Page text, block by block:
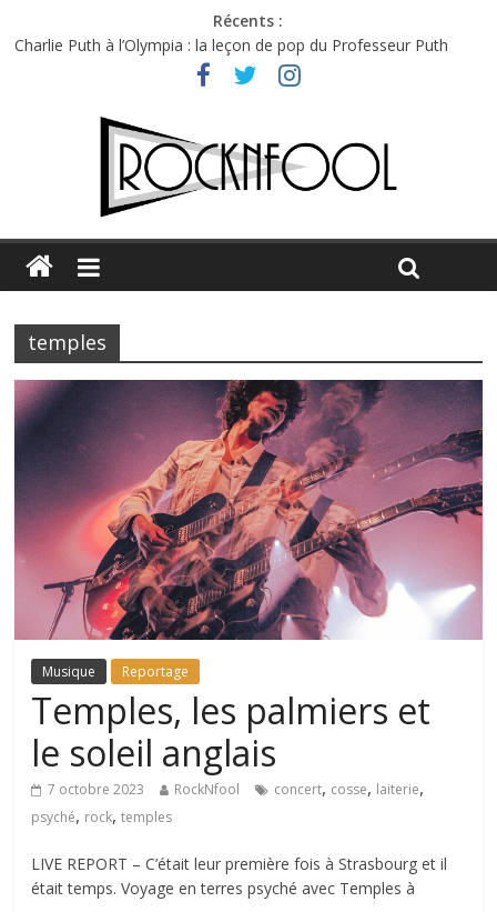
Récents :
Charlie Puth à l’Olympia : la leçon de pop du Professeur Puth
Jon Spencer & the HITmakers : coup de chaud au café Atlantik
Hellfest 2026 vendredi : température et émotions en hausse
Hellfest 2026 jeudi : impossible de choisir entre chaleur et bonne
Première édition du Midgard Festival : entre bière, métal et
temples
Musique Reportage
Temples, les palmiers et
le soleil anglais
7 octobre 2023 RockNfool concert, cosse, laiterie,
psyché, rock,temples
LIVE REPORT – C’était leur première fois à Strasbourg et il
était temps. Voyage en terres psyché avec Temples à